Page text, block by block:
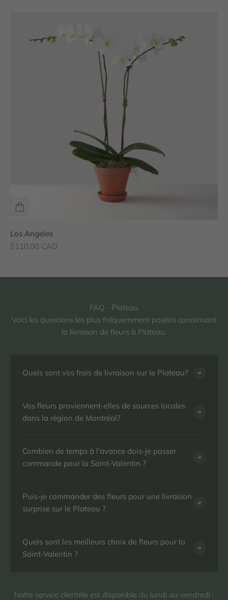
Los Angeles
Prix de vente
$110.00 CAD
FAQ - Plateau
Voici les questions les plus fréquemment posées concernant
la livraison de fleurs à Plateau.
Quels sont vos frais de livraison sur le Plateau?
Vos fleurs proviennent-elles de sources locales
dans la région de Montréal?
Combien de temps à l’avance dois-je passer
commande pour la Saint-Valentin ?
Puis-je commander des fleurs pour une livraison
surprise sur le Plateau ?
Quels sont les meilleurs choix de fleurs pour la
Saint-Valentin ?
Notre service clientèle est disponible du lundi au vendredi :